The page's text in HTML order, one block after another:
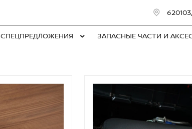
СПЕЦПРЕДЛОЖЕНИЯ ЗАПАСНЫЕ ЧАСТИ И